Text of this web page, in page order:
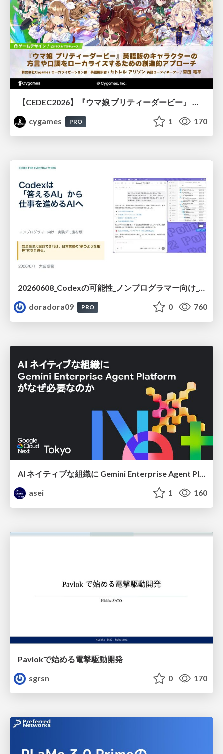
【CEDEC2026】『ウマ娘 プリティーダービー』 英語版のキャラクターの方言や口調をローカライズするための創造的アプローチ
cygames
PRO 1 170
20260608_Codexの可能性_ノンプログラマー向け_大城追記
doradora09
PRO 0 760
asei
1 160
Pavlokで始める電撃駆動開発
sgrsn
0 170